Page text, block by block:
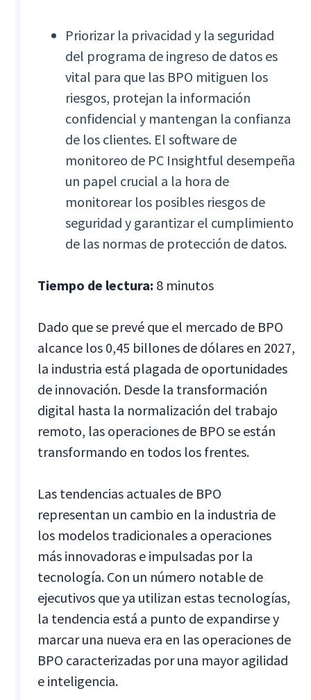
Priorizar la privacidad y la seguridad
del programa de ingreso de datos es
vital para que las BPO mitiguen los
riesgos, protejan la información
confidencial y mantengan la confianza
de los clientes. El software de
monitoreo de PC Insightful desempeña
un papel crucial a la hora de
monitorear los posibles riesgos de
seguridad y garantizar el cumplimiento
de las normas de protección de datos.
Tiempo de lectura: 8 minutos
Dado que se prevé que el mercado de BPO
alcance los 0,45 billones de dólares en 2027,
la industria está plagada de oportunidades
de innovación. Desde la transformación
digital hasta la normalización del trabajo
remoto, las operaciones de BPO se están
transformando en todos los frentes.
Las tendencias actuales de BPO
representan un cambio en la industria de
los modelos tradicionales a operaciones
más innovadoras e impulsadas por la
tecnología. Con un número notable de
ejecutivos que ya utilizan estas tecnologías,
la tendencia está a punto de expandirse y
marcar una nueva era en las operaciones de
BPO caracterizadas por una mayor agilidad
e inteligencia.